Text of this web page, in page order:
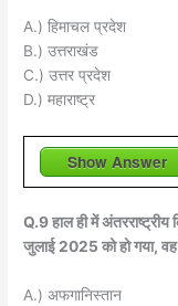
A.) हिमाचल प्रदेश
B.) उत्तराखंड
C.) उत्तर प्रदेश
D.) महाराष्ट्र
Show Answer
Q.9 हाल ही में अंतरराष्ट्रीय
जुलाई 2025 को हो गया,
A.) अफगानिस्तान